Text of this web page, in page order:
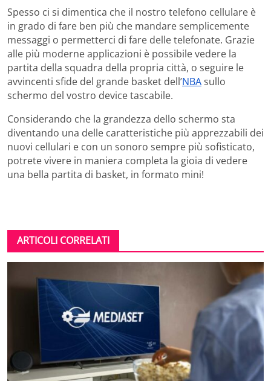
Spesso ci si dimentica che il nostro telefono cellulare è
in grado di fare ben più che mandare semplicemente
messaggi o permetterci di fare delle telefonate. Grazie
alle più moderne applicazioni è possibile vedere la
partita della squadra della propria città, o seguire le
avvincenti sfide del grande basket dell’NBAsullo
schermo del vostro device tascabile.
Considerando che la grandezza dello schermo sta
diventando una delle caratteristiche più apprezzabili dei
nuovi cellulari e con un sonoro sempre più sofisticato,
potrete vivere in maniera completa la gioia di vedere
una bella partita di basket, in formato mini!
ARTICOLI CORRELATI